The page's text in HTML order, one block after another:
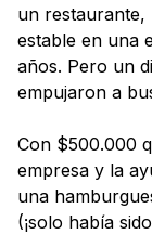
un restaurante,
estable en una
años. Pero un
empujaron a
Con $500.000
empresa y la
una
(¡solo había